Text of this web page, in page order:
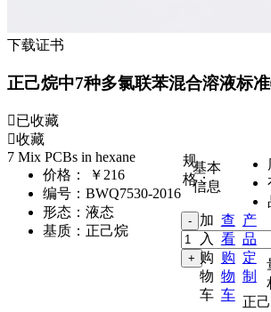
下载证书
正己烷中7种多氯联苯混合溶液标
已收藏
收藏
7 Mix PCBs in hexane
价格：
￥216
编号： BWQ7530-2016
形态： 液态
基质： 正己烷
规
格：
加
入
购
物
车
查
看
购
物
车
产
品
定
制
基本
信息
正